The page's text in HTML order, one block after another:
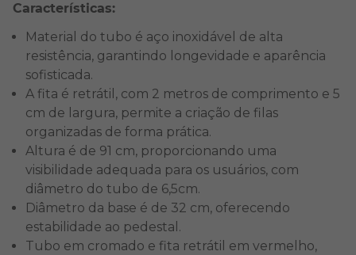
Características:
Material do tubo é aço inoxidável de alta
resistência, garantindo longevidade e aparência
sofisticada.
A fita é retrátil, com 2 metros de comprimento e 5
cm de largura, permite a criação de filas
organizadas de forma prática.
Altura é de 91 cm, proporcionando uma
visibilidade adequada para os usuários, com
diâmetro do tubo de 6,5cm.
Diâmetro da base é de 32 cm, oferecendo
estabilidade ao pedestal.
Tubo em cromado e fita retrátil em vermelho,